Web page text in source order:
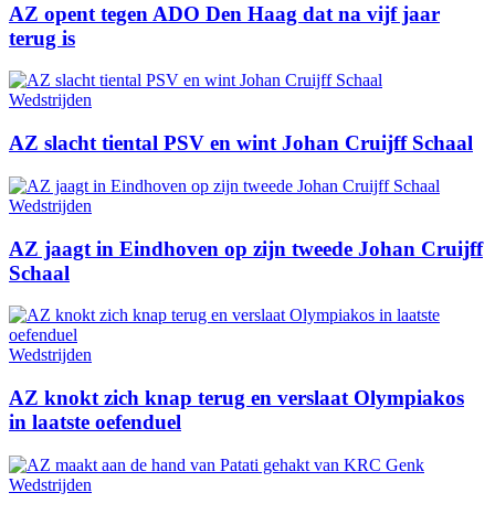
AZ opent tegen ADO Den Haag dat na vijf jaar
terug is
Wedstrijden
AZ slacht tiental PSV en wint Johan Cruijff Schaal
Wedstrijden
AZ jaagt in Eindhoven op zijn tweede Johan Cruijff
Schaal
Wedstrijden
AZ knokt zich knap terug en verslaat Olympiakos
in laatste oefenduel
Wedstrijden